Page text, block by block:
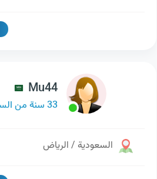
Mu44
33 سنة من السعودية
السعودية / الرياض